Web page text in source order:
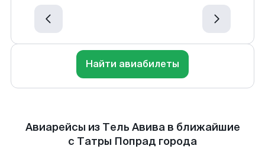
Найти авиабилеты
Авиарейсы из Тель Авива в ближайшие
с Татры Попрад города